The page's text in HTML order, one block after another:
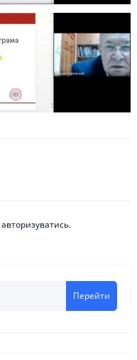
авторизуватись.
Перейти